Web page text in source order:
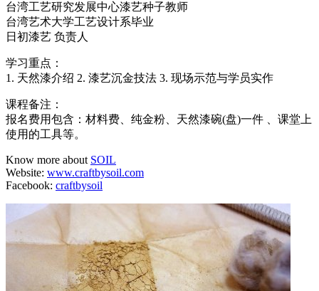
台湾工艺研究发展中心漆艺种子教师
台湾艺术大学工艺设计系毕业
日初漆艺 负责人
学习重点：
1. 天然漆介绍 2. 漆艺沉金技法 3. 现场示范与学员实作
课程备注：
报名费用包含：材料费、纯金粉、天然漆碗(盘)一件 、课堂上
使用的工具等。
Know more about SOIL
Website: www.craftbysoil.com
Facebook: craftbysoil